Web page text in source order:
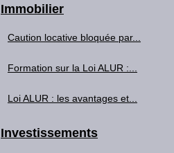
Immobilier
Caution locative bloquée par...
Formation sur la Loi ALUR :...
Loi ALUR : les avantages et...
Investissements